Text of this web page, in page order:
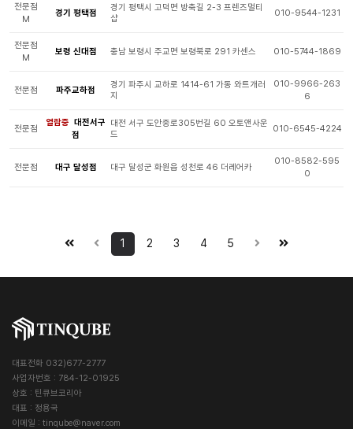
전문점
M
경기 평택점
경기 평택시 고덕면 방축길 2-3 프렌즈멀티
샵
010-9544-1231
전문점
M
보령 신대점 충남 보령시 주교면 보령북로 291 카센스 010-5744-1869
전문점 파주교하점
경기 파주시 교하로 1414-61 가동 와트개러
지
010-9966-263
6
전문점
열람중 대전서구
점
대전 서구 도안중로305번길 60 오토앤사운
드
010-6545-4224
전문점 대구 달성점 대구 달성군 화원읍 성천로 46 더레어카
010-8582-595
0
1 2 3 4 5
대표전화 032)677-2777
사업자번호 : 784-12-01925
상호 : 틴큐브코리아
대표 : 정용국
이메일 : tinqube@naver.com